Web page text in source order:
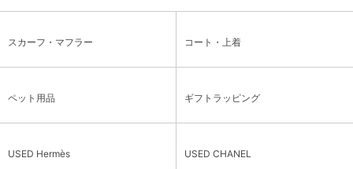
スカーフ・マフラー コート・上着
ペット用品 ギフトラッピング
USED Hermès USED CHANEL